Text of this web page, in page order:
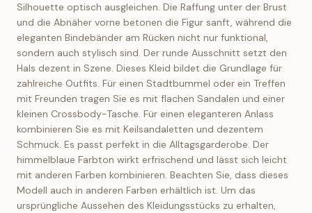
Silhouette optisch ausgleichen. Die Raffung unter der Brust
und die Abnäher vorne betonen die Figur sanft, während die
eleganten Bindebänder am Rücken nicht nur funktional,
sondern auch stylisch sind. Der runde Ausschnitt setzt den
Hals dezent in Szene. Dieses Kleid bildet die Grundlage für
zahlreiche Outfits. Für einen Stadtbummel oder ein Treffen
mit Freunden tragen Sie es mit flachen Sandalen und einer
kleinen Crossbody-Tasche. Für einen eleganteren Anlass
kombinieren Sie es mit Keilsandaletten und dezentem
Schmuck. Es passt perfekt in die Alltagsgarderobe. Der
himmelblaue Farbton wirkt erfrischend und lässt sich leicht
mit anderen Farben kombinieren. Beachten Sie, dass dieses
Modell auch in anderen Farben erhältlich ist. Um das
ursprüngliche Aussehen des Kleidungsstücks zu erhalten,